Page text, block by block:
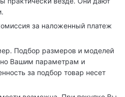
за наложенный платеж
Подбор размеров и моделей
Вашим параметрам и
за подбор товар несет